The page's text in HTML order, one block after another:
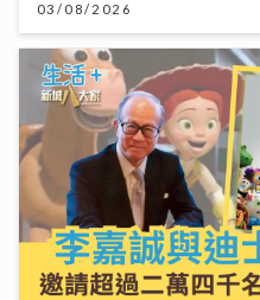
03/08/2026